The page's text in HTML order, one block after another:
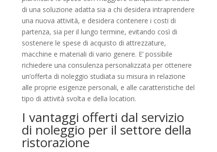
di una soluzione adatta sia a chi desidera intraprendere
una nuova attività, e desidera contenere i costi di
partenza, sia per il lungo termine, evitando così di
sostenere le spese di acquisto di attrezzature,
macchine e materiali di vario genere. E’ possibile
richiedere una consulenza personalizzata per ottenere
un’offerta di noleggio studiata su misura in relazione
alle proprie esigenze personali, e alle caratteristiche del
tipo di attività svolta e della location.
I vantaggi offerti dal servizio
di noleggio per il settore della
ristorazione